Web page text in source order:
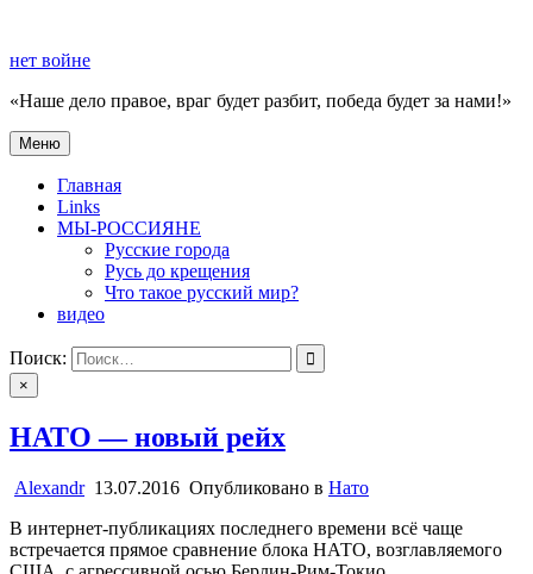
содержимому
нет войне
«Наше дело правое, враг будет разбит, победа будет за нами!»
нет войне
«Наше дело правое, враг будет разбит, победа будет за нами!»
Меню
Главная
Links
МЫ-РОССИЯНЕ
Русские города
Русь до крещения
Что такое русский мир?
видео
Поиск:
×
НАТО — новый рейх
Alexandr 13.07.2016 Опубликовано в Нато
В интернет-публикациях последнего времени всё чаще
встречается прямое сравнение блока НАТО, возглавляемого